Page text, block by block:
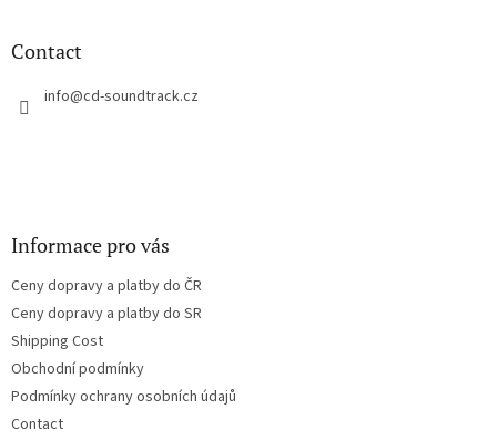
Contact
info@cd-soundtrack.cz
Informace pro vás
Ceny dopravy a platby do ČR
Ceny dopravy a platby do SR
Shipping Cost
Obchodní podmínky
Podmínky ochrany osobních údajů
Contact